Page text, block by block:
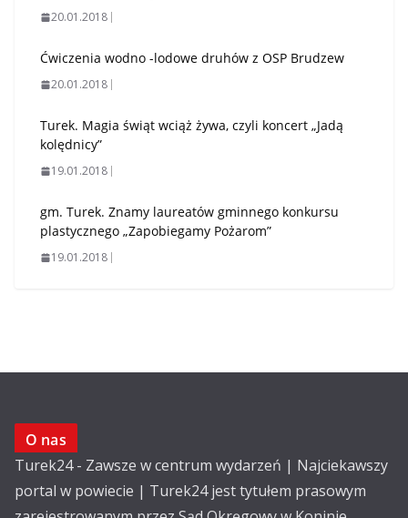
20.01.2018
Ćwiczenia wodno -lodowe druhów z OSP Brudzew
20.01.2018
Turek. Magia świąt wciąż żywa, czyli koncert „Jadą
kolędnicy”
19.01.2018
gm. Turek. Znamy laureatów gminnego konkursu
plastycznego „Zapobiegamy Pożarom”
19.01.2018
O nas
Turek24 - Zawsze w centrum wydarzeń | Najciekawszy
portal w powiecie | Turek24 jest tytułem prasowym